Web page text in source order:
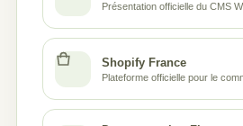
Présentation officielle du CMS
Shopify France
Plateforme officielle pour le